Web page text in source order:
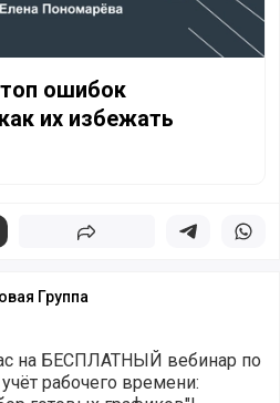
ошибок
их избежать
Поделиться Поделиться в
Группа
на БЕСПЛАТНЫЙ вебинар по
рабочего времени: